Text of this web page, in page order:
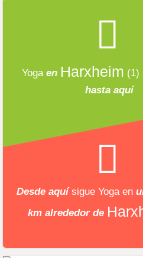
Yoga en Harxheim (1)
hasta aquí
Desde aquísigue Yogaen
km alrededor de